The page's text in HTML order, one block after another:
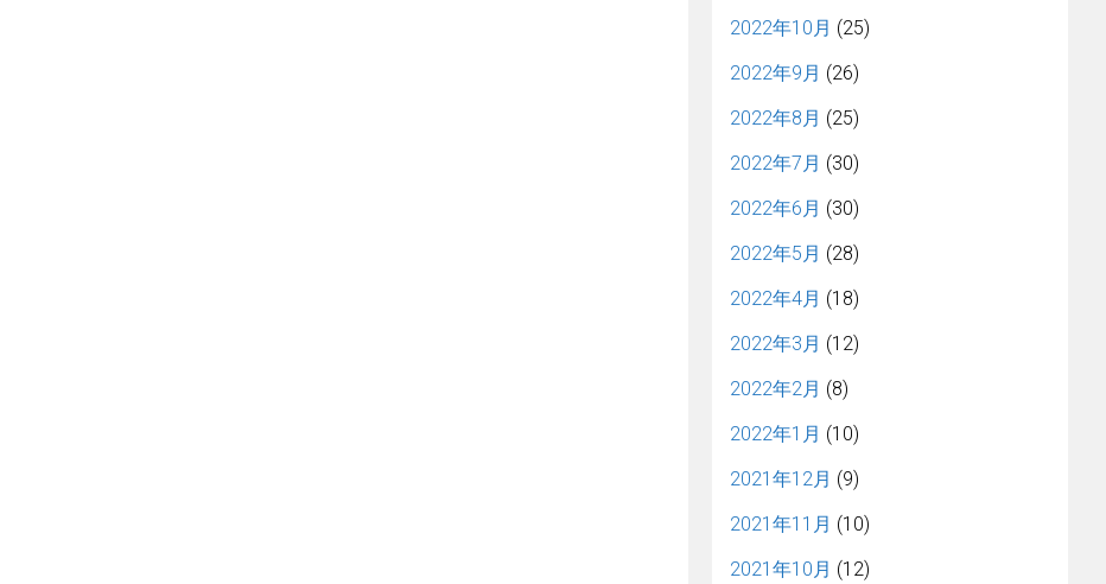
2022年10月 (25)
2022年9月 (26)
2022年8月 (25)
2022年7月 (30)
2022年6月 (30)
2022年5月 (28)
2022年4月 (18)
2022年3月 (12)
2022年2月 (8)
2022年1月 (10)
2021年12月 (9)
2021年11月 (10)
2021年10月 (12)